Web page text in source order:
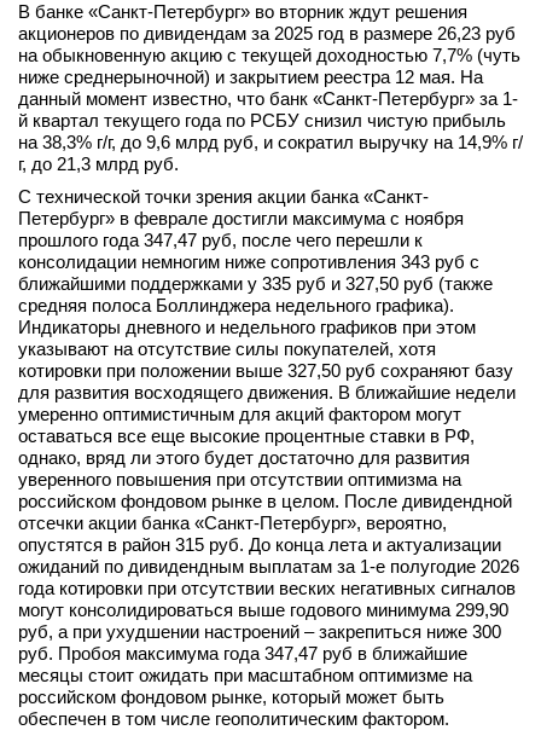
В банке «Санкт-Петербург» во вторник ждут решения
акционеров по дивидендам за 2025 год в размере 26,23 руб
на обыкновенную акцию с текущей доходностью 7,7% (чуть
ниже среднерыночной) и закрытием реестра 12 мая. На
данный момент известно, что банк «Санкт-Петербург» за 1-
й квартал текущего года по РСБУ снизил чистую прибыль
на 38,3% г/г, до 9,6 млрд руб, и сократил выручку на 14,9% г/
г, до 21,3 млрд руб.
С технической точки зрения акции банка «Санкт-
Петербург» в феврале достигли максимума с ноября
прошлого года 347,47 руб, после чего перешли к
консолидации немногим ниже сопротивления 343 руб с
ближайшими поддержками у 335 руб и 327,50 руб (также
средняя полоса Боллинджера недельного графика).
Индикаторы дневного и недельного графиков при этом
указывают на отсутствие силы покупателей, хотя
котировки при положении выше 327,50 руб сохраняют базу
для развития восходящего движения. В ближайшие недели
умеренно оптимистичным для акций фактором могут
оставаться все еще высокие процентные ставки в РФ,
однако, вряд ли этого будет достаточно для развития
уверенного повышения при отсутствии оптимизма на
российском фондовом рынке в целом. После дивидендной
отсечки акции банка «Санкт-Петербург», вероятно,
опустятся в район 315 руб. До конца лета и актуализации
ожиданий по дивидендным выплатам за 1-е полугодие 2026
года котировки при отсутствии веских негативных сигналов
могут консолидироваться выше годового минимума 299,90
руб, а при ухудшении настроений – закрепиться ниже 300
руб. Пробоя максимума года 347,47 руб в ближайшие
месяцы стоит ожидать при масштабном оптимизме на
российском фондовом рынке, который может быть
обеспечен в том числе геополитическим фактором.